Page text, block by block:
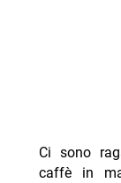
Ci sono
caffè in